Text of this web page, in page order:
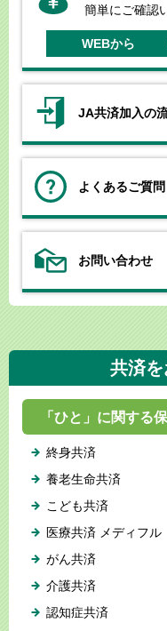
簡単にご確認
WEBから
JA共済加入の
よくあるご質問
お問い合わせ
共済を
「ひと」に関する
終身共済
養老生命共済
こども共済
医療共済 メディフル
がん共済
介護共済
認知症共済